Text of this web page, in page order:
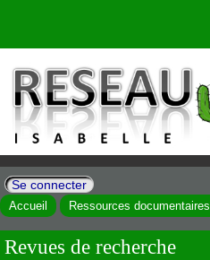
Se connecter
Accueil Ressources documentaires
Revues de recherche